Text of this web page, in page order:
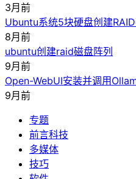
3月前
Ubuntu系统5块硬盘创建
8月前
ubuntu创建raid磁盘阵列
9月前
Open-WebUI安装并调用
9月前
专题
前言科技
多媒体
技巧